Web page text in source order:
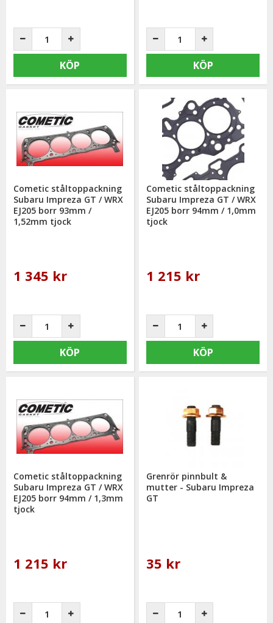
KÖP KÖP
Cometic ståltoppackning
Subaru Impreza GT / WRX
EJ205 borr 93mm /
1,52mm tjock
1 345 kr
KÖP
Cometic ståltoppackning
Subaru Impreza GT / WRX
EJ205 borr 94mm / 1,0mm
tjock
1 215 kr
KÖP
Cometic ståltoppackning
Subaru Impreza GT / WRX
EJ205 borr 94mm / 1,3mm
tjock
1 215 kr
Grenrör pinnbult &
mutter - Subaru Impreza
GT
35 kr